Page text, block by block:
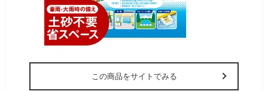
この商品をサイトでみる